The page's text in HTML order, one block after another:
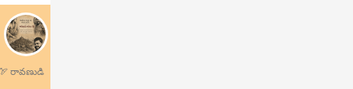
రావణుడి